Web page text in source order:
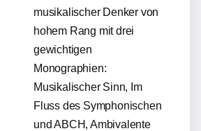
musikalischer Denker von
hohem Rang mit drei
gewichtigen
Monographien:
Musikalischer Sinn, Im
Fluss des Symphonischen
und ABCH, Ambivalente